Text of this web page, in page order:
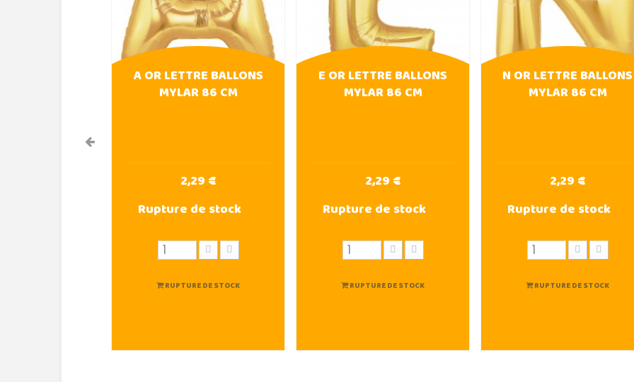
A OR LETTRE BALLONS
MYLAR 86 CM
2,29 €
Rupture de stock
RUPTURE DE STOCK
E OR LETTRE BALLONS
MYLAR 86 CM
2,29 €
Rupture de stock
RUPTURE DE STOCK
N OR LETTRE BALLONS
MYLAR 86 CM
2,29 €
Rupture de stock
RUPTURE DE STOCK